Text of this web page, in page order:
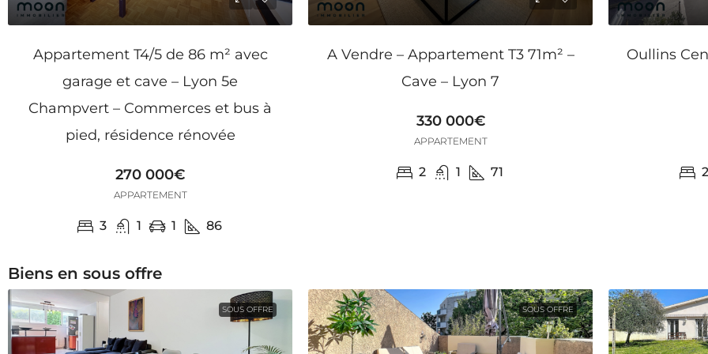
Appartement T4/5 de 86 m² avec
garage et cave – Lyon 5e
Champvert – Commerces et bus à
pied, résidence rénovée
270 000€
APPARTEMENT
3 1 1 86
A Vendre – Appartement T3 71m² –
Cave – Lyon 7
330 000€
APPARTEMENT
2 1 71
Oullins
2
Biens en sous offre
SOUS OFFRE SOUS OFFRE